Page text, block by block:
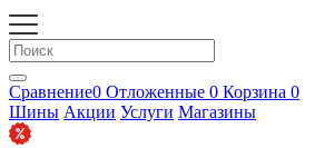
Сравнение0 Отложенные 0 Корзина 0
Шины Акции Услуги Магазины